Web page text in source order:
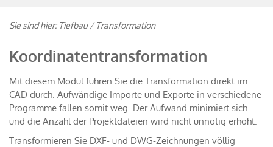
Sie sind hier:Tiefbau/Transformation
Koordinatentransformation
Mit diesem Modul führen Sie die Transformation direkt im
CAD durch. Aufwändige Importe und Exporte in verschiedene
Programme fallen somit weg. Der Aufwand minimiert sich
und die Anzahl der Projektdateien wird nicht unnötig erhöht.
Transformieren Sie DXF- und DWG-Zeichnungen völlig